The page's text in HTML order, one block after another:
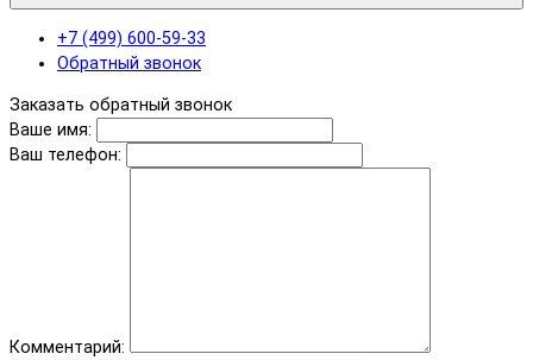
+7 (499) 600-59-33
Обратный звонок
Заказать обратный звонок
Ваше имя:
Ваш телефон:
Комментарий: